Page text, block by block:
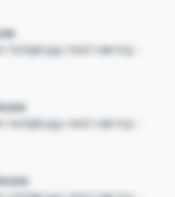
boligbygg med næring -
boligbygg med næring -